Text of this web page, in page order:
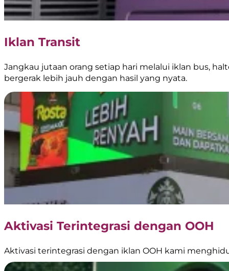
Iklan Transit
Jangkau jutaan orang setiap hari melalui iklan bus,
bergerak lebih jauh dengan hasil yang nyata.
Aktivasi Terintegrasi dengan OOH
Aktivasi terintegrasi dengan iklan OOH kami